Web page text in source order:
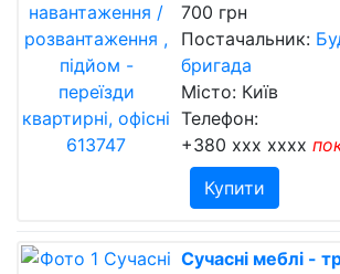
700 грн
Постачальник:
бригада
Місто: Київ
Телефон:
+380 xxx xxxx
Купити
Сучасні меблі -